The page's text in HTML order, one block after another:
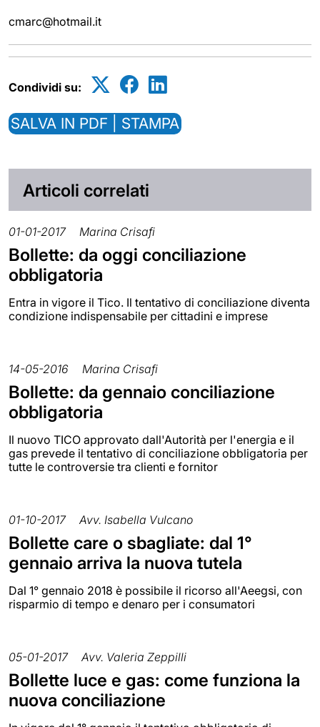
cmarc@hotmail.it
Condividi su:
SALVA IN PDF | STAMPA
Articoli correlati
01-01-2017 Marina Crisafi
Bollette: da oggi conciliazione
obbligatoria
Entra in vigore il Tico. Il tentativo di conciliazione diventa
condizione indispensabile per cittadini e imprese
14-05-2016 Marina Crisafi
Bollette: da gennaio conciliazione
obbligatoria
Il nuovo TICO approvato dall'Autorità per l'energia e il
gas prevede il tentativo di conciliazione obbligatoria per
tutte le controversie tra clienti e fornitor
01-10-2017 Avv. Isabella Vulcano
Bollette care o sbagliate: dal 1°
gennaio arriva la nuova tutela
Dal 1° gennaio 2018 è possibile il ricorso all'Aeegsi, con
risparmio di tempo e denaro per i consumatori
05-01-2017 Avv. Valeria Zeppilli
Bollette luce e gas: come funziona la
nuova conciliazione